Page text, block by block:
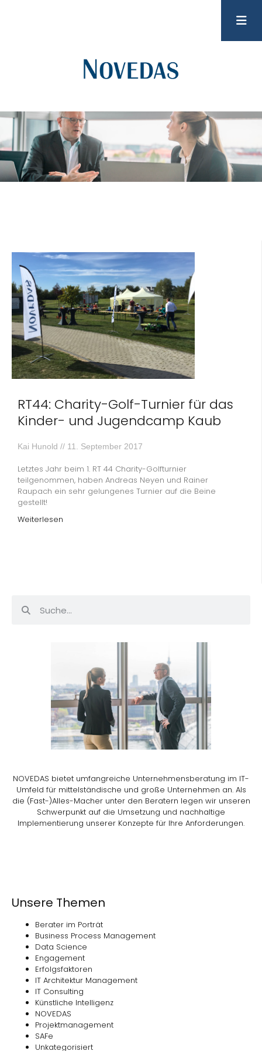
RT44: Charity-Golf-Turnier für das
Kinder- und Jugendcamp Kaub
Kai Hunold 11. September 2017
Letztes Jahr beim 1. RT 44 Charity-Golfturnier
teilgenommen, haben Andreas Neyen und Rainer
Raupach ein sehr gelungenes Turnier auf die Beine
gestellt!
Weiterlesen
NOVEDAS bietet umfangreiche Unternehmensberatung im IT-
Umfeld für mittelständische und große Unternehmen an. Als
die (Fast-)Alles-Macher unter den Beratern legen wir unseren
Schwerpunkt auf die Umsetzung und nachhaltige
Implementierung unserer Konzepte für Ihre Anforderungen.
Unsere Themen
Berater im Porträt
Business Process Management
Data Science
Engagement
Erfolgsfaktoren
IT Architektur Management
IT Consulting
Künstliche Intelligenz
NOVEDAS
Projektmanagement
SAFe
Unkategorisiert